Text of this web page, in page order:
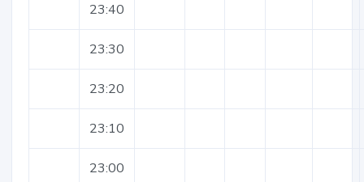
23:40
23:30
23:20
23:10
23:00